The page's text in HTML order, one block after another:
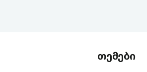
თემები